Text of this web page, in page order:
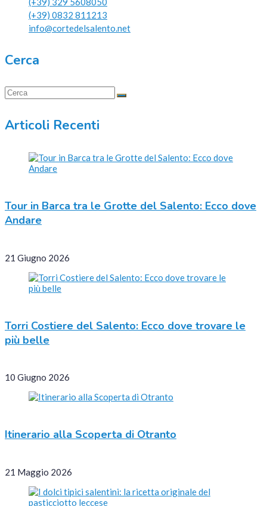
(+39) 0832 811213
info@cortedelsalento.net
Cerca
Articoli Recenti
Tour in Barca tra le Grotte del Salento: Ecco dove
Andare
21 Giugno 2026
Torri Costiere del Salento: Ecco dove trovare le
più belle
10 Giugno 2026
Itinerario alla Scoperta di Otranto
21 Maggio 2026